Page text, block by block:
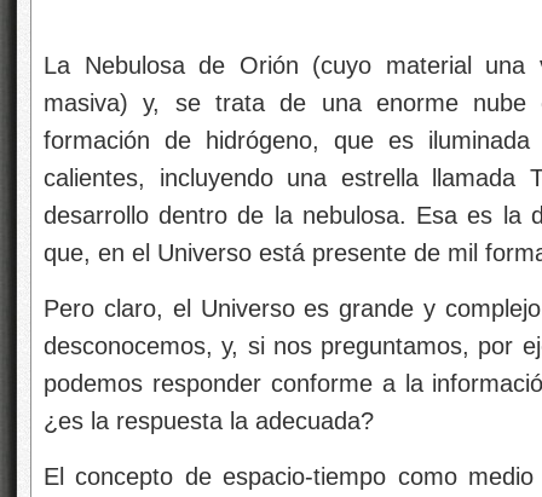
La Nebulosa de Orión (cuyo material
masiva) y, se trata de una enorme nube
formación de hidrógeno, que es
calientes, incluyendo una estrella
desarrollo dentro de la nebulosa. Esa es la
que, en el Universo está presente de mil
Pero claro, el Universo es grande y
desconocemos, y, si nos preguntamos, por
podemos responder conforme a la
¿es la respuesta la adecuada?
El concepto de espacio-tiempo como